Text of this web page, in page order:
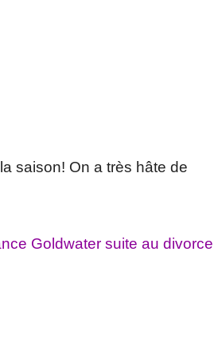
saison! On a très hâte de
Goldwater suite au divorce